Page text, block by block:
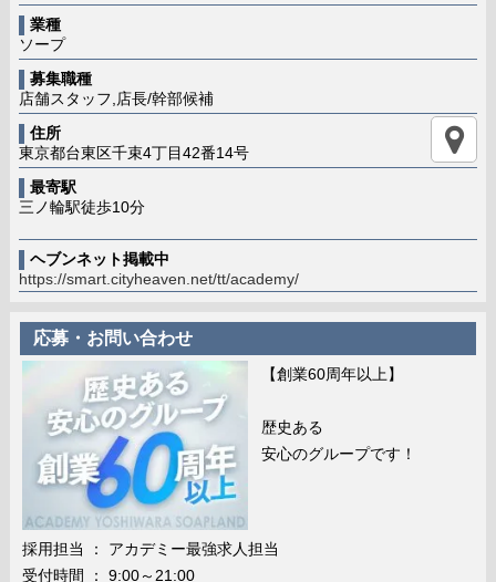
業種
ソープ
募集職種
店舗スタッフ,店長/幹部候補
住所
東京都台東区千束4丁目42番14号
最寄駅
三ノ輪駅徒歩10分
ヘブンネット掲載中
https://smart.cityheaven.net/tt/academy/
応募・お問い合わせ
【創業60周年以上】
歴史ある
安心のグループです！
採用担当 ： アカデミー最強求人担当
受付時間 ： 9:00～21:00